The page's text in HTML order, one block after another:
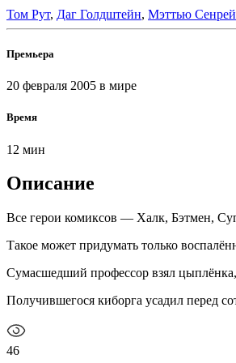
Том Рут, Даг Голдштейн, Мэттью
Премьера
20 февраля 2005 в мире
Время
12 мин
Описание
Все герои комиксов — Халк, Бэтмен,
Такое может придумать только
Сумасшедший профессор взял
Получившегося киборга усадил перед
46